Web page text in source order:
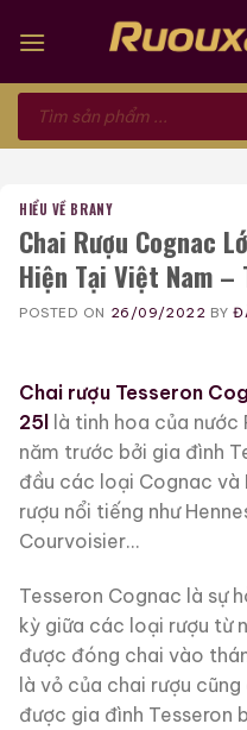
Tìm
kiếm
phẩm
HIỂU VỀ BRANY
Chai Rượu Cognac
Hiện Tại Việt Nam –
POSTED ON 26/09/2022 BY
Chai rượu Tesseron
25l là tinh hoa của nước
năm trước bởi gia đình
đầu các loại Cognac và
rượu nổi tiếng như
Courvoisier…
Tesseron Cognac là sự
kỳ giữa các loại rượu từ
được đóng chai vào
là vỏ của chai rượu
được gia đình Tesseron